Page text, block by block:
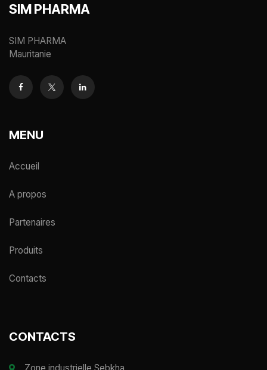
SIM PHARMA
SIM PHARMA
Mauritanie
MENU
Accueil
A propos
Partenaires
Produits
Contacts
CONTACTS